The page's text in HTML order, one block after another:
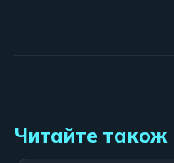
Читайте також